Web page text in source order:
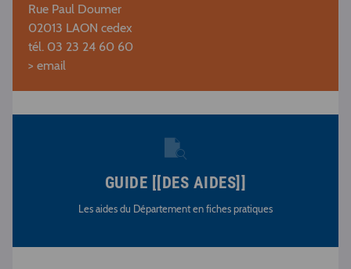
Rue Paul Doumer
02013 LAON cedex
tél. 03 23 24 60 60
> email
GUIDE [[DES AIDES]]
Les aides du Département en fiches pratiques